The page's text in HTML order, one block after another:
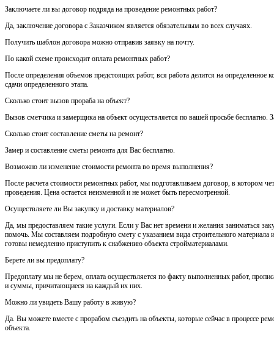
Заключаете ли вы договор подряда на проведение ремонтных работ?
Да, заключение договора с Заказчиком является обязательным во всех случаях.
Получить шаблон договора можно отправив заявку на почту.
По какой схеме происходит оплата ремонтных работ?
После определения объемов предстоящих работ, вся работа делится на определенное
сдачи определенного этапа.
Сколько стоит вызов прораба на объект?
Вызов сметчика и замерщика на объект осуществляется по вашей просьбе бесплатно.
Сколько стоит составление сметы на ремонт?
Замер и составление сметы ремонта для Вас бесплатно.
Возможно ли изменение стоимости ремонта во время выполнения?
После расчета стоимости ремонтных работ, мы подготавливаем договор, в котором
проведения. Цена остается неизменной и не может быть пересмотренной.
Осуществляете ли Вы закупку и доставку материалов?
Да, мы предоставляем такие услуги. Если у Вас нет времени и желания заниматься
помочь. Мы составляем подробную смету с указанием вида строительного
готовы немедленно приступить к снабжению объекта стройматериалами.
Берете ли вы предоплату?
Предоплату мы не берем, оплата осуществляется по факту выполненных работ,
и суммы, причитающиеся на каждый их них.
Можно ли увидеть Вашу работу в живую?
Да. Вы можете вместе с прорабом съездить на объекты, которые сейчас в процессе
объекта.